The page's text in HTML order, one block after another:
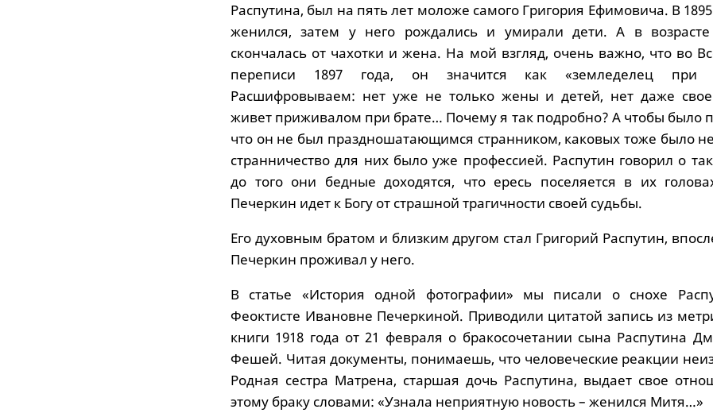
Распутина, был на пять лет моложе самого Григория Ефимовича. В
женился, затем у него рождались и умирали дети. А в
скончалась от чахотки и жена. На мой взгляд, очень важно, что во
переписи 1897 года, он значится как «земледелец при
Расшифровываем: нет уже не только жены и детей, нет даже
живет приживалом при брате… Почему я так подробно? А чтобы было
что он не был праздношатающимся странником, каковых тоже было
странничество для них было уже профессией. Распутин говорил о
до того они бедные доходятся, что ересь поселяется в их
Печеркин идет к Богу от страшной трагичности своей судьбы.
Его духовным братом и близким другом стал Григорий Распутин,
Печеркин проживал у него.
В статье «История одной фотографии» мы писали о снохе
Феоктисте Ивановне Печеркиной. Приводили цитатой запись из
книги 1918 года от 21 февраля о бракосочетании сына Распутина
Фешей. Читая документы, понимаешь, что человеческие реакции
Родная сестра Матрена, старшая дочь Распутина, выдает свое
этому браку словами: «Узнала неприятную новость – женился Митя…»